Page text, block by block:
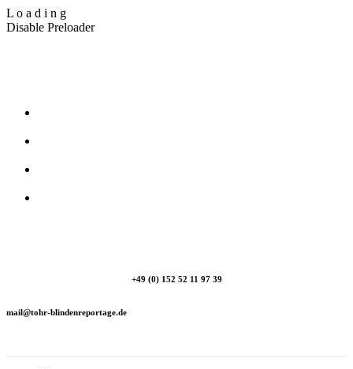
L o a d i n g
Disable Preloader
+49 (0) 152 52 11 97 39
mail@tohr-blindenreportage.de